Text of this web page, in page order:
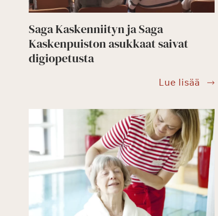
Saga Kaskenniityn ja Saga
Kaskenpuiston asukkaat saivat
digiopetusta
Lue lisää Saga
ja
Saga